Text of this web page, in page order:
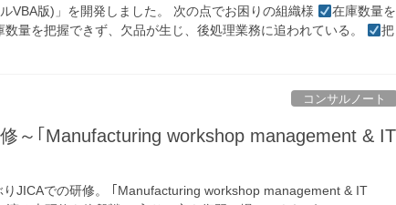
VBA版)」を開発しました。 次の点でお困りの組織様
在庫数量を
数量を把握できず、欠品が生じ、後処理業務に追われている。
把
コンサルノート
りJICAでの研修。 ｢Manufacturing workshop management & IT